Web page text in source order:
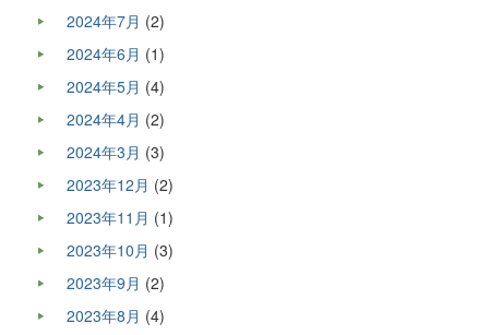
2024年7月 (2)
2024年6月 (1)
2024年5月 (4)
2024年4月 (2)
2024年3月 (3)
2023年12月 (2)
2023年11月 (1)
2023年10月 (3)
2023年9月 (2)
2023年8月 (4)